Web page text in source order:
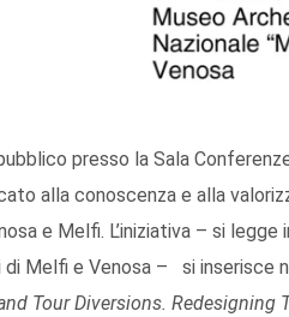
presso la Sala
alla conoscenza e alla
e Melfi. L’iniziativa – si legge
Melfi e Venosa – si inserisce
Tour Diversions. Redesigning